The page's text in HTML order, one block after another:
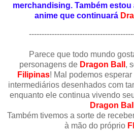
merchandising. Também
anime que continuará
Parece que todo mundo
personagens de Dragon Ball ,
Filipinas! Mal podemos
intermediários desenhados com
enquanto ele continua vivendo
Dragon Ball
Também tivemos a sorte de
à mão do próprio